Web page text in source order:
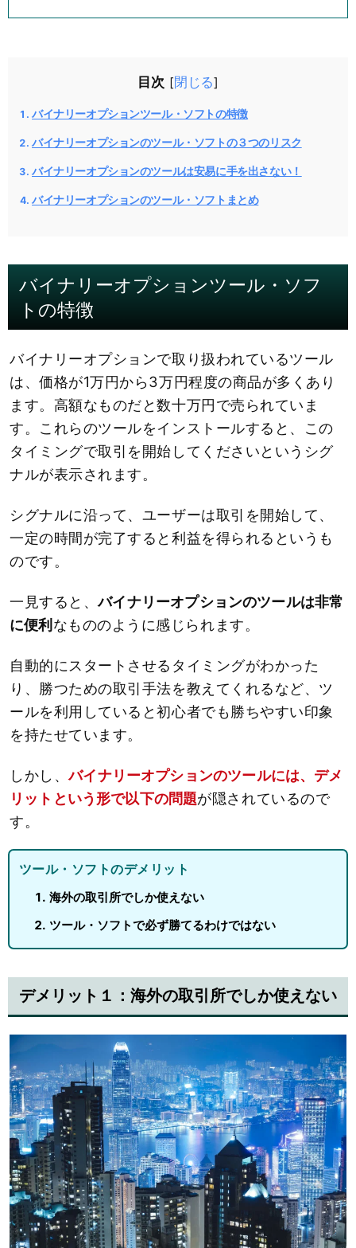
目次 [閉じる]
バイナリーオプションツール・ソフトの特徴
バイナリーオプションのツール・ソフトの３つのリスク
バイナリーオプションのツールは安易に手を出さない！
バイナリーオプションのツール・ソフトまとめ
バイナリーオプションツール・ソフ
トの特徴
バイナリーオプションで取り扱われているツール
は、価格が1万円から3万円程度の商品が多くあり
ます。高額なものだと数十万円で売られていま
す。これらのツールをインストールすると、この
タイミングで取引を開始してくださいというシグ
ナルが表示されます。
シグナルに沿って、ユーザーは取引を開始して、
一定の時間が完了すると利益を得られるというも
のです。
一見すると、バイナリーオプションのツールは非常
に便利 なもののように感じられます。
自動的にスタートさせるタイミングがわかった
り、勝つための取引手法を教えてくれるなど、ツ
ールを利用していると初心者でも勝ちやすい印象
を持たせています。
しかし、バイナリーオプションのツールには、デメ
リットという形で以下の問題が隠されているので
す。
ツール・ソフトのデメリット
海外の取引所でしか使えない
ツール・ソフトで必ず勝てるわけではない
デメリット１：海外の取引所でしか使えない